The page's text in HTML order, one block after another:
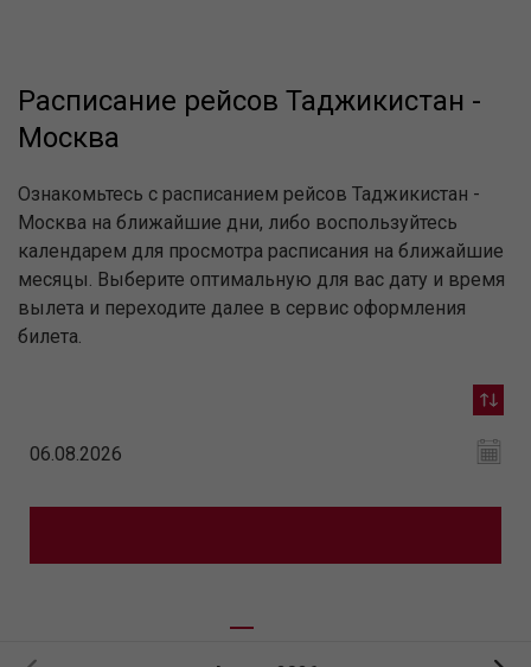
Расписание рейсов Таджикистан -
Москва
Ознакомьтесь с расписанием рейсов Таджикистан -
Москва на ближайшие дни, либо воспользуйтесь
календарем для просмотра расписания на ближайшие
месяцы. Выберите оптимальную для вас дату и время
вылета и переходите далее в сервис оформления
билета.